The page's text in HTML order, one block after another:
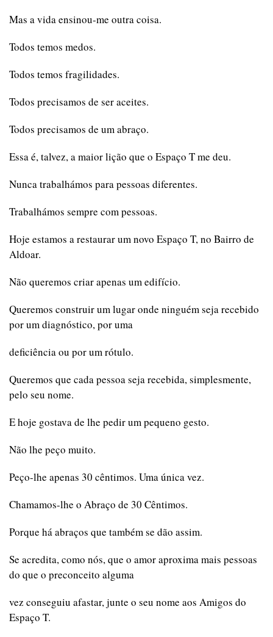
Mas a vida ensinou-me outra coisa.
Todos temos medos.
Todos temos fragilidades.
Todos precisamos de ser aceites.
Todos precisamos de um abraço.
Essa é, talvez, a maior lição que o Espaço T me deu.
Nunca trabalhámos para pessoas diferentes.
Trabalhámos sempre com pessoas.
Hoje estamos a restaurar um novo Espaço T, no Bairro de
Aldoar.
Não queremos criar apenas um edifício.
Queremos construir um lugar onde ninguém seja recebido
por um diagnóstico, por uma
deficiência ou por um rótulo.
Queremos que cada pessoa seja recebida, simplesmente,
pelo seu nome.
E hoje gostava de lhe pedir um pequeno gesto.
Não lhe peço muito.
Peço-lhe apenas 30 cêntimos. Uma única vez.
Chamamos-lhe o Abraço de 30 Cêntimos.
Porque há abraços que também se dão assim.
Se acredita, como nós, que o amor aproxima mais pessoas
do que o preconceito alguma
vez conseguiu afastar, junte o seu nome aos Amigos do
Espaço T.